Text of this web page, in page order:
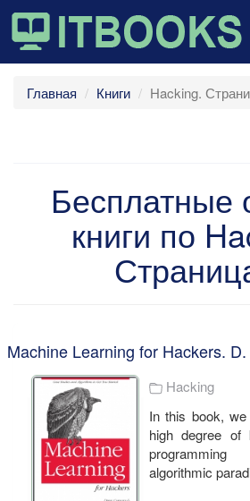
Главная Книги Hacking.
Бесплатные
книги по
Machine Learning for Hackers.
Hacking
In this book,
high degree of
algorithmic